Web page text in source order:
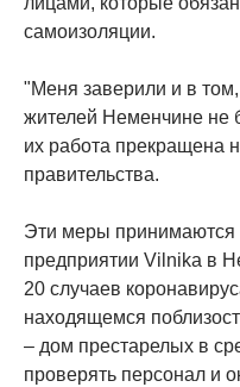
самоизоляции.
"Меня заверили и в том,
жителей Неменчине не
их работа прекращена
правительства.
Эти меры принимаются
предприятии Vilnika в
20 случаев
находящемся
– дом престарелых в
проверять персонал и